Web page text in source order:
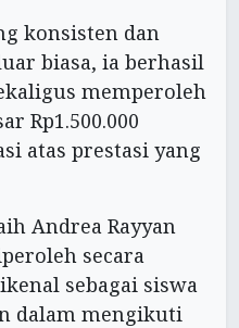
konsisten dan
biasa, ia berhasil
memperoleh
Rp1.500.000
atas prestasi yang
Andrea Rayyan
secara
sebagai siswa
dalam mengikuti